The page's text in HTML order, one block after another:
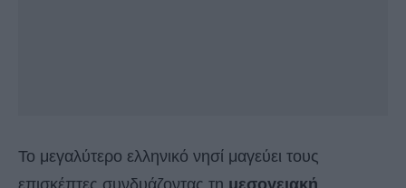
Το μεγαλύτερο ελληνικό νησί μαγεύει τους